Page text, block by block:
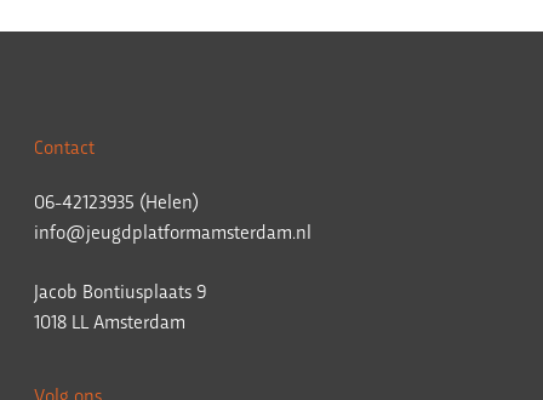
Contact
06-42123935 (Helen)
info@jeugdplatformamsterdam.nl
Jacob Bontiusplaats 9
1018 LL Amsterdam
Volg ons